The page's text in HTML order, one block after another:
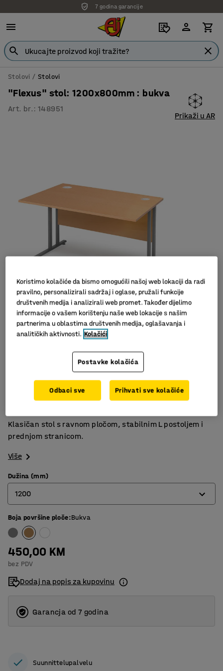
7 godina garancije
Stolovi Stolovi
"Flexus" stol: 1200x800mm : bukva
Art. br. :148951
Prikaži u AR
Slični proizvodi
Dva otvora za kablove
Sivo postolje
Ravna ploča stola
Klasičan stol s ravnom pločom, stabilnim L postoljem i
prednjom stranicom.
Više
Dužina (mm)
1200
1200
1600
1800
Boja površine ploče:Bukva
450,00 KM
bez PDV
Dodaj na popis za kupovinu
Garancja od 7 godina
Suunnittelupalvelu
Koristimo kolačiće da bismo omogućili našoj web lokaciji da radi
pravilno, personalizirali sadržaj i oglase, pružali funkcije
društvenih medija i analizirali web promet. Također dijelimo
informacije o vašem korištenju naše web lokacije s našim
partnerima u oblastima društvenih medija, oglašavanja i
analitičkih aktivnosti. Kolačići
Postavke kolačića
Odbaci sve Prihvati sve kolačiće